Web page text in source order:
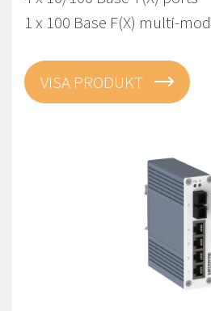
1 x 100 Base F(X) multi-
VISA PRODUKT